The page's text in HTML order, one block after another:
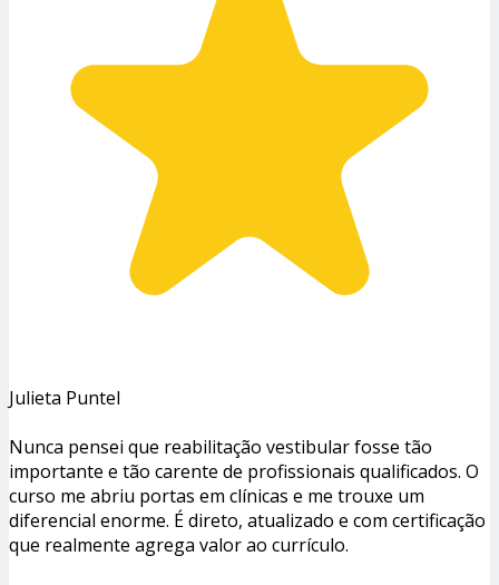
Julieta Puntel
Nunca pensei que reabilitação vestibular fosse tão
importante e tão carente de profissionais qualificados. O
curso me abriu portas em clínicas e me trouxe um
diferencial enorme. É direto, atualizado e com certificação
que realmente agrega valor ao currículo.